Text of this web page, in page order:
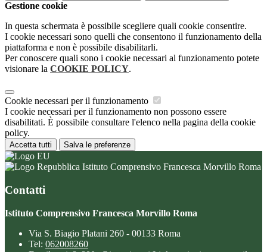
Gestione cookie
In questa schermata è possibile scegliere quali cookie consentire.
I cookie necessari sono quelli che consentono il funzionamento della
piattaforma e non è possibile disabilitarli.
Per conoscere quali sono i cookie necessari al funzionamento potete
visionare la COOKIE POLICY.
Cookie necessari per il funzionamento
I cookie necessari per il funzionamento non possono essere
disabilitati. È possibile consultare l'elenco nella pagina della cookie
policy.
Accetta tutti Salva le preferenze
Istituto Comprensivo Francesca Morvillo Roma
Contatti
Istituto Comprensivo Francesca Morvillo Roma
Via S. Biagio Platani 260 - 00133 Roma
Tel: 062008260